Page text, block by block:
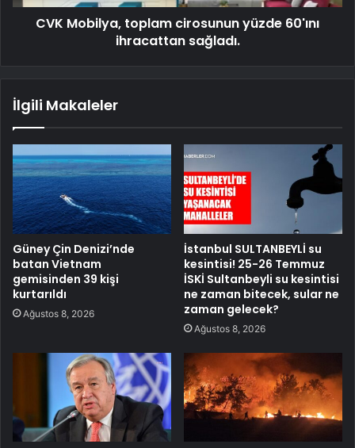
CVK Mobilya, toplam cirosunun yüzde 60'ını
ihracattan sağladı.
İlgili Makaleler
Güney Çin Denizi’nde
batan Vietnam
gemisinden 39 kişi
kurtarıldı
Ağustos 8, 2026
İstanbul SULTANBEYLİ su
kesintisi! 25-26 Temmuz
İSKİ Sultanbeyli su kesintisi
ne zaman bitecek, sular ne
zaman gelecek?
Ağustos 8, 2026